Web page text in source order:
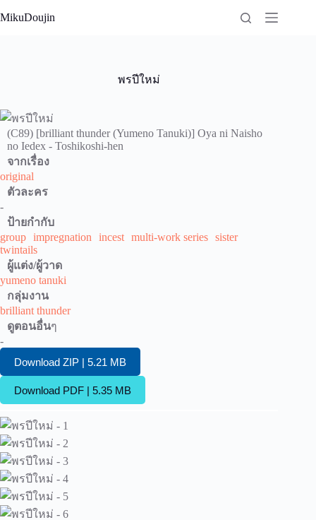
to
MikuDoujin
พรปีใหม่
(C89) [brilliant thunder (Yumeno Tanuki)] Oya ni Naisho
no Iedex - Toshikoshi-hen
จากเรื่อง
original
ตัวละคร
-
ป้ายกำกับ
group impregnation incest multi-work series sister
twintails
ผู้แต่ง/ผู้วาด
yumeno tanuki
กลุ่มงาน
brilliant thunder
ดูตอนอื่นๆ
-
Download ZIP | 5.21 MB
Download PDF | 5.35 MB